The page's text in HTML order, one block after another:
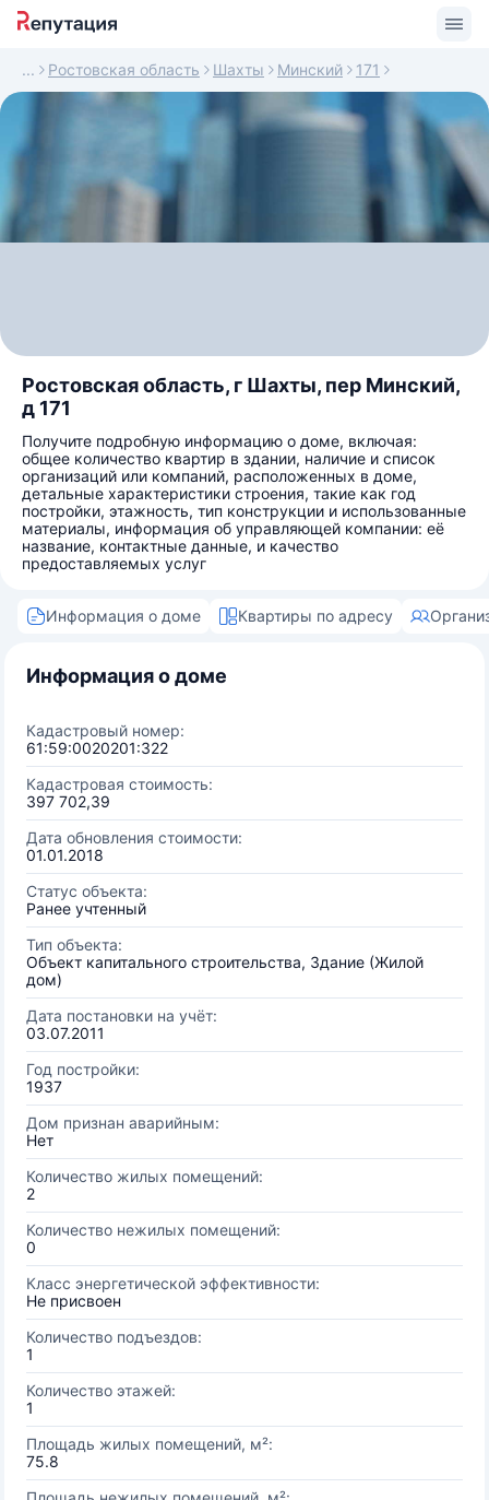
Ростовская область Шахты Минский 171
Ростовская область, г Шахты, пер Минский,
д 171
Получите подробную информацию о доме, включая:
общее количество квартир в здании, наличие и список
организаций или компаний, расположенных в доме,
детальные характеристики строения, такие как год
постройки, этажность, тип конструкции и использованные
материалы, информация об управляющей компании: её
название, контактные данные, и качество
предоставляемых услуг
Информация о доме Квартиры по адресу
Информация о доме
Кадастровый номер:
61:59:0020201:322
Кадастровая стоимость:
397 702,39
Дата обновления стоимости:
01.01.2018
Статус объекта:
Ранее учтенный
Тип объекта:
Объект капитального строительства, Здание (Жилой
дом)
Дата постановки на учёт:
03.07.2011
Год постройки:
1937
Дом признан аварийным:
Нет
Количество жилых помещений:
2
Количество нежилых помещений:
0
Класс энергетической эффективности:
Не присвоен
Количество подъездов:
1
Количество этажей:
1
Площадь жилых помещений, м²:
75.8